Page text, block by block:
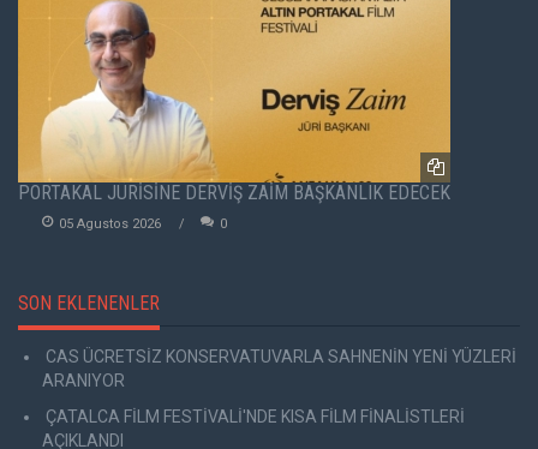
PORTAKAL JÜRİSİNE DERVİŞ ZAİM BAŞKANLIK EDECEK
05 Agustos 2026 0
SON EKLENENLER
CAS ÜCRETSİZ KONSERVATUVARLA SAHNENİN YENİ YÜZLERİ
ARANIYOR
ÇATALCA FİLM FESTİVALİ'NDE KISA FİLM FİNALİSTLERİ
AÇIKLANDI